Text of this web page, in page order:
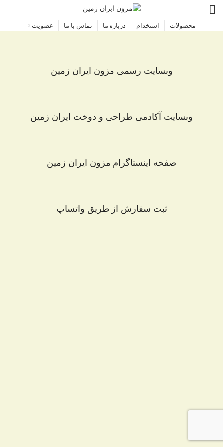
محصولات استخدام درباره ما تماس با ما عضویت
وبسایت رسمی مزون ایران زمین
وبسایت آکادمی طراحی و دوخت ایران زمین
صفحه اینستاگرام مزون ایران زمین
ثبت سفارش از طریق واتساپ